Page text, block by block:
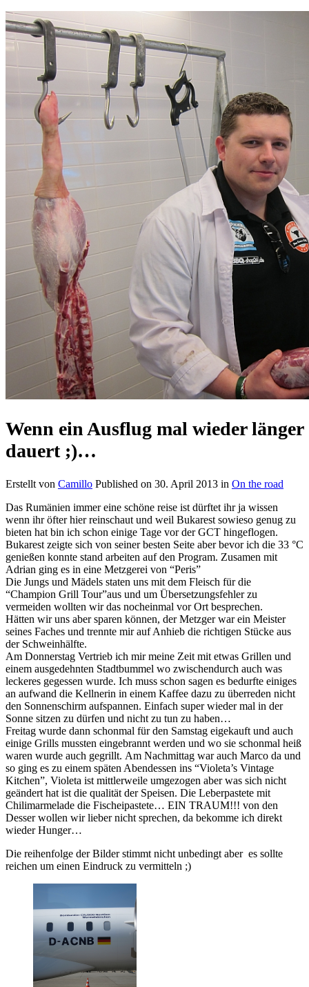
Wenn ein Ausflug mal wieder länger
dauert ;)…
Erstellt von Camillo Published on 30. April 2013 in On the road
Das Rumänien immer eine schöne reise ist dürftet ihr ja wissen
wenn ihr öfter hier reinschaut und weil Bukarest sowieso genug zu
bieten hat bin ich schon einige Tage vor der GCT hingeflogen.
Bukarest zeigte sich von seiner besten Seite aber bevor ich die 33 °C
genießen konnte stand arbeiten auf den Program. Zusamen mit
Adrian ging es in eine Metzgerei von “Peris”
Die Jungs und Mädels staten uns mit dem Fleisch für die
“Champion Grill Tour”aus und um Übersetzungsfehler zu
vermeiden wollten wir das nocheinmal vor Ort besprechen.
Hätten wir uns aber sparen können, der Metzger war ein Meister
seines Faches und trennte mir auf Anhieb die richtigen Stücke aus
der Schweinhälfte.
Am Donnerstag Vertrieb ich mir meine Zeit mit etwas Grillen und
einem ausgedehnten Stadtbummel wo zwischendurch auch was
leckeres gegessen wurde. Ich muss schon sagen es bedurfte einiges
an aufwand die Kellnerin in einem Kaffee dazu zu überreden nicht
den Sonnenschirm aufspannen. Einfach super wieder mal in der
Sonne sitzen zu dürfen und nicht zu tun zu haben…
Freitag wurde dann schonmal für den Samstag eigekauft und auch
einige Grills mussten eingebrannt werden und wo sie schonmal heiß
waren wurde auch gegrillt. Am Nachmittag war auch Marco da und
so ging es zu einem späten Abendessen ins “Violeta’s Vintage
Kitchen”, Violeta ist mittlerweile umgezogen aber was sich nicht
geändert hat ist die qualität der Speisen. Die Leberpastete mit
Chilimarmelade die Fischeipastete… EIN TRAUM!!! von den
Desser wollen wir lieber nicht sprechen, da bekomme ich direkt
wieder Hunger…
Die reihenfolge der Bilder stimmt nicht unbedingt aber es sollte
reichen um einen Eindruck zu vermitteln ;)